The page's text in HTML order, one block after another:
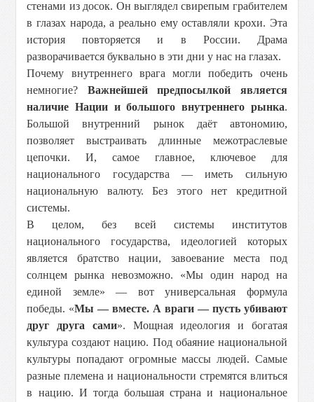
стенами из досок. Он выглядел свирепым грабителем
в глазах народа, а реально ему оставляли крохи. Эта
история повторяется и в России. Драма
разворачивается буквально в эти дни у нас на глазах.
Почему внутреннего врага могли победить очень
немногие? Важнейшей предпосылкой является
наличие Нации и большого внутреннего рынка.
Большой внутренний рынок даёт автономию,
позволяет выстраивать длинные межотраслевые
цепочки. И, самое главное, ключевое для
национального государства — иметь сильную
национальную валюту. Без этого нет кредитной
системы.
В целом, без всей системы институтов
национального государства, идеологией которых
является братство нации, завоевание места под
солнцем рынка невозможно. «Мы один народ на
единой земле» — вот универсальная формула
победы. «Мы — вместе. А враги — пусть убивают
друг друга сами». Мощная идеология и богатая
культура создают нацию. Под обаяние национальной
культуры попадают огромные массы людей. Самые
разные племена и национальности стремятся влиться
в нацию. И тогда большая страна и национальное